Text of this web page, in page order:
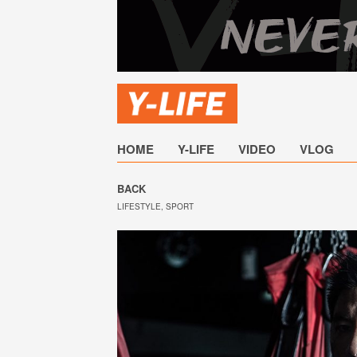
HOME Y-LIFE VIDEO VLOG
BACK
LIFESTYLE, SPORT